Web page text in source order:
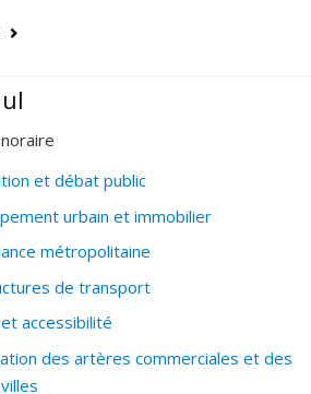
et débat public
urbain et immobilier
métropolitaine
de transport
accessibilité
des artères commerciales et des